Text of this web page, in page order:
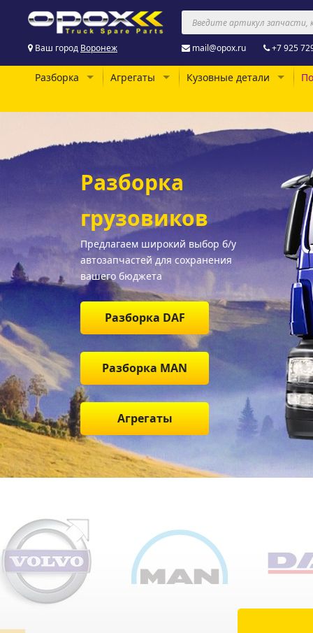
Ваш город Воронеж mail@opox.ru +7 925
Разборка Агрегаты Кузовные детали
Разборка
грузовиков
Предлагаем широкий выбор б/у
автозапчастей для сохранения
вашего бюджета
Разборка DAF
Разборка MAN
Агрегаты